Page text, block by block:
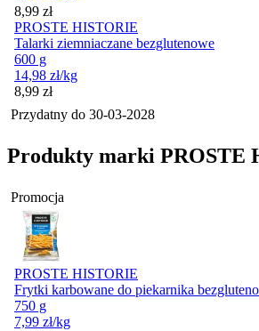
Cena
8,99 zł
PROSTE HISTORIE
Talarki ziemniaczane bezglutenowe
600 g
14,98 zł/kg
Cena
8,99 zł
Przydatny do 30-03-2028
Produkty marki PROSTE
Promocja
PROSTE HISTORIE
Frytki karbowane do piekarnika
750 g
7,99 zł/kg